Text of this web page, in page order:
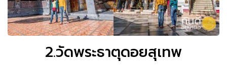
2.วัดพระธาตุดอยสุเทพ